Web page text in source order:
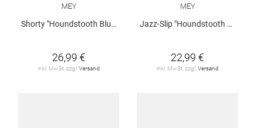
MEY
Shorty "Houndstooth Blue"
26,99 €
inkl. MwSt. zzgl.Versand
MEY
Jazz-Slip "Houndstooth Blue"
22,99 €
inkl. MwSt. zzgl.Versand